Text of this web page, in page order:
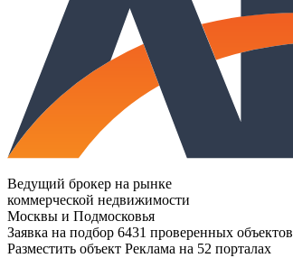
Ведущий брокер на рынке
коммерческой недвижимости
Москвы и Подмосковья
Заявка на подбор 6431 проверенных объектов
Разместить объект Реклама на 52 порталах